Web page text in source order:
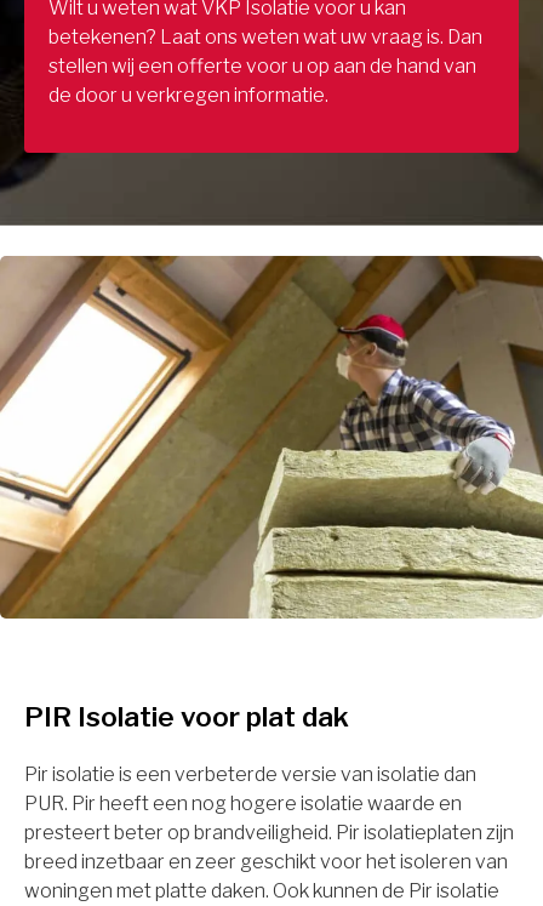
Wilt u weten wat VKP Isolatie voor u kan
betekenen? Laat ons weten wat uw vraag is. Dan
stellen wij een offerte voor u op aan de hand van
de door u verkregen informatie.
PIR Isolatie voor plat dak
Pir isolatie is een verbeterde versie van isolatie dan
PUR. Pir heeft een nog hogere isolatie waarde en
presteert beter op brandveiligheid. Pir isolatieplaten zijn
breed inzetbaar en zeer geschikt voor het isoleren van
woningen met platte daken. Ook kunnen de Pir isolatie